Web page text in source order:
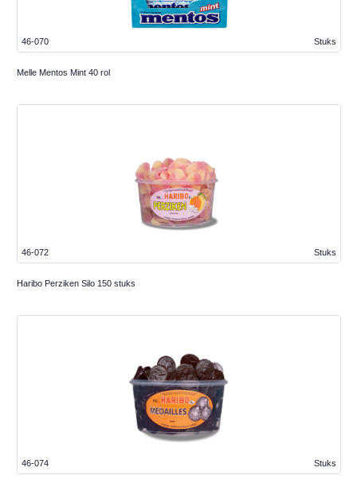
Stuks
46-070
Melle Mentos Mint 40 rol
Stuks
46-072
Haribo Perziken Silo 150 stuks
Stuks
46-074